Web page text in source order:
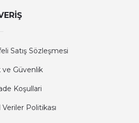
Diğer yorumları göster
Satış Sözleşmesi
ve Güvenlik
Koşullari
Veriler Politikası